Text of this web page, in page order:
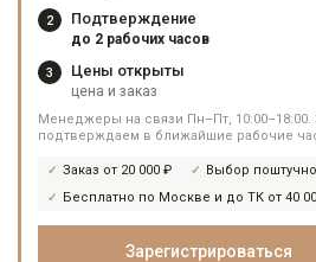
2 Подтверждение
до 2 рабочих часов
3 Цены открыты
цена и заказ
Менеджеры на связи Пн–Пт,
подтверждаем в ближайшие рабочие
Заказ от 20 000 ₽ Выбор поштучно
Бесплатно по Москве и до ТК от 40
Зарегистрироваться